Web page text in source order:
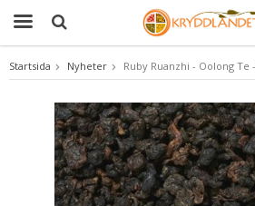
Produkten har blivit tillagd i
Startsida Nyheter Ruby Ruanzhi - Oolong Te